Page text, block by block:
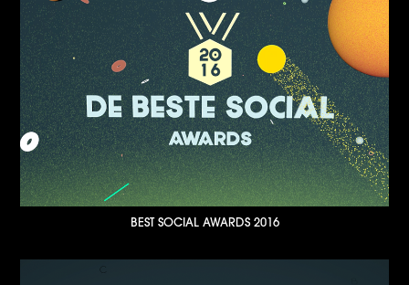
BEST SOCIAL AWARDS 2016